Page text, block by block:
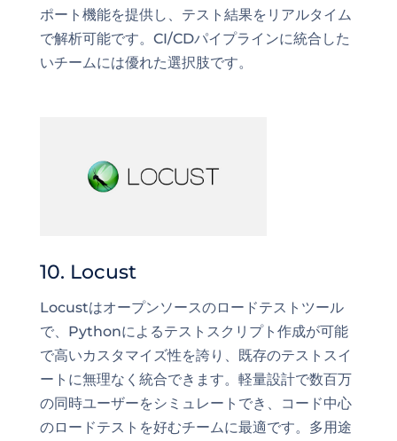
ポート機能を提供し、テスト結果をリアルタイム
で解析可能です。CI/CDパイプラインに統合した
いチームには優れた選択肢です。
10. Locust
Locustはオープンソースのロードテストツール
で、Pythonによるテストスクリプト作成が可能
で高いカスタマイズ性を誇り、既存のテストスイ
ートに無理なく統合できます。軽量設計で数百万
の同時ユーザーをシミュレートでき、コード中心
のロードテストを好むチームに最適です。多用途